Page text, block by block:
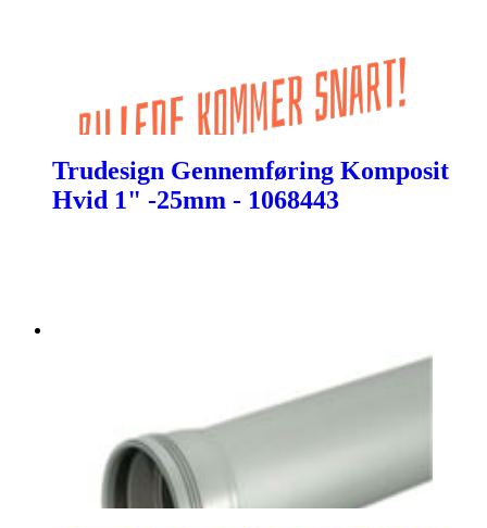
Trudesign Gennemføring Komposit
Hvid 1" -25mm - 1068443